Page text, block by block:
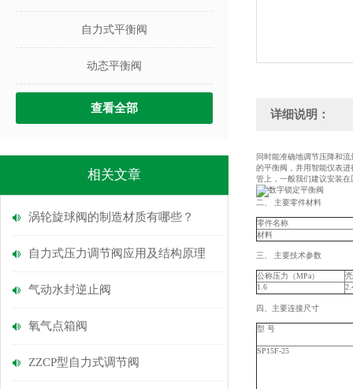
自力式平衡阀
动态平衡阀
查看全部
相关文章
涡轮旋球阀的制造材质有哪些？
自力式压力调节阀应用及结构原理
气动水封逆止阀
氧气点箱阀
ZZCP型自力式调节阀
详细说明：
同时能准确地调节压降和
的平衡阀，并用智能仪表
管上，一般我们建议安装
二、 主要零件材料
零件名称
材料
三、 主要技术参数
公称压力（MPa）
1.6
四、主要连接尺寸
型 号
SP15F-25